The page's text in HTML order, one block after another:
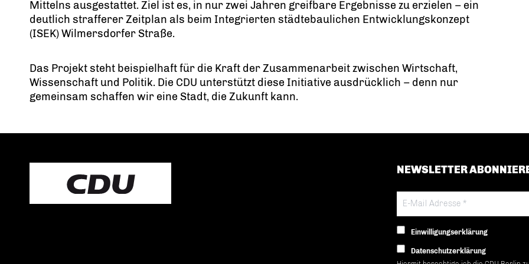
Mittelns ausgestattet. Ziel ist es, in nur zwei Jahren greifbare Ergebnisse zu erzielen – ein
deutlich strafferer Zeitplan als beim Integrierten städtebaulichen Entwicklungskonzept
(ISEK) Wilmersdorfer Straße.
Das Projekt steht beispielhaft für die Kraft der Zusammenarbeit zwischen Wirtschaft,
Wissenschaft und Politik. Die CDU unterstützt diese Initiative ausdrücklich – denn nur
gemeinsam schaffen wir eine Stadt, die Zukunft kann.
NEWSLETTER
Einwilligungserklärung
Datenschutzerklärung